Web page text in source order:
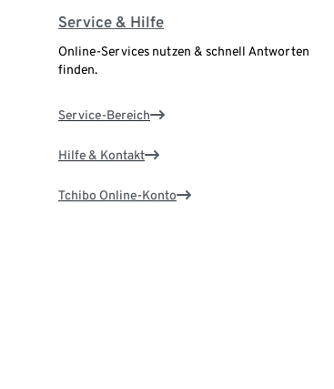
Service & Hilfe
Online-Services nutzen & schnell Antworten
finden.
Service-Bereich
Hilfe & Kontakt
Tchibo Online-Konto